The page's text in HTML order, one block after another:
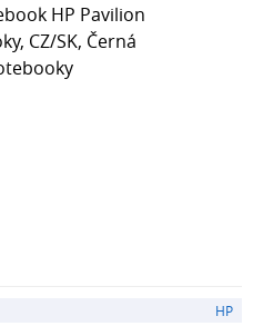
HP Pavilion
CZ/SK, Černá
HP